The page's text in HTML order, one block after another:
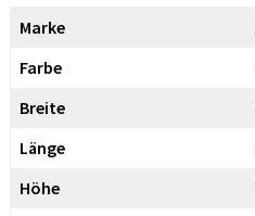
Marke
Farbe
Breite
Länge
Höhe